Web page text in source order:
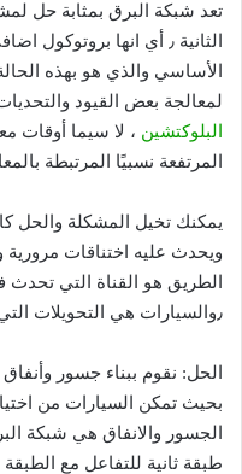
تعد شبكة البرق بمثابة حل
الثانية ٫ أي انها
الأساسي والذي هو بهذه
لمعالجة بعض القيود
البلوكتشين ، لا سيما أوقات
المرتفعة نسبيًا المرتبطة
يمكنك تخيل المشكلة والحل
الطريق هو القناة التي تحدث
٫والسيارات هي التحويلات التي تحدث بين المستخدمين.
الحل: نقوم ببناء جسور
الجسور والانفاق هي شبكة
طبقة ثانية للتفاعل مع الطبقة